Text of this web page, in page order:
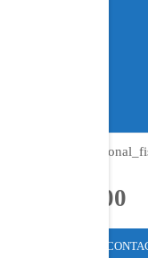
$129.00